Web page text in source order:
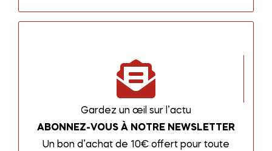
Gardez un œil sur l’actu
ABONNEZ-VOUS À NOTRE NEWSLETTER
Un bon d’achat de 10€ offert pour toute